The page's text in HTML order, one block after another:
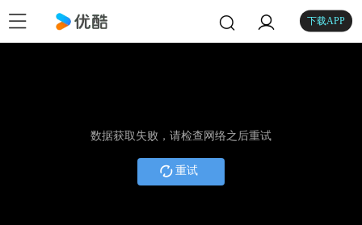
下载APP
数据获取失败，请检查网络之后重试
重试